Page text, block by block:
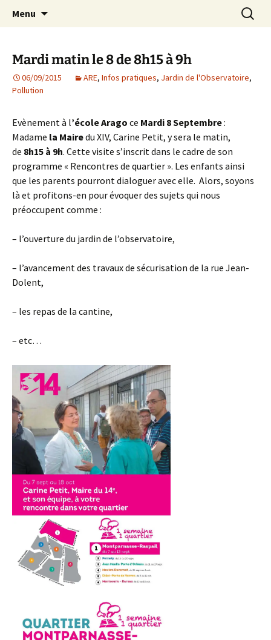
AIP Paris 14 – Association
Indépendante des Parents
d'élèves depuis 1981
Agit – s'Investit – Participe au service des
enfants du secteur scolaire Dolent-Arago-
Menu
Mardi matin le 8 de 8h15 à 9h
06/09/2015 ARE, Infos pratiques, Jardin de l'Observatoire,
Pollution
Evènement à l’école Arago ce Mardi 8 Septembre:
Madame la Mairedu XIV, Carine Petit, y sera le matin,
de 8h15 à 9h. Cette visite s’inscrit dans le cadre de son
programme « Rencontres de quartier ». Les enfants ainsi
que les parents pourront dialoguer avec elle. Alors, soyons
là et profitons-en pour évoquer des sujets qui nous
préoccupent comme :
– l’ouverture du jardin de l’observatoire,
– l’avancement des travaux de sécurisation de la rue Jean-
Dolent,
– les repas de la cantine,
– etc…